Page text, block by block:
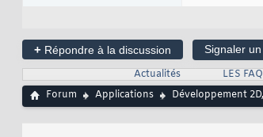
+ Répondre à la discussion
Signaler
Actualités
LES
Forum
Applications Développement